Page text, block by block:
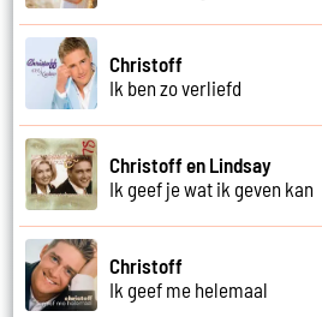
Christoff
Ik ben zo verliefd
Christoff en Lindsay
Ik geef je wat ik geven kan
Christoff
Ik geef me helemaal